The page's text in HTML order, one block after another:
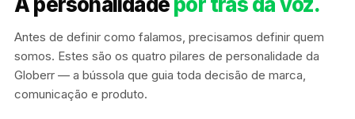
Antes de definir como falamos, precisamos definir quem
somos. Estes são os quatro pilares de personalidade da
Globerr — a bússola que guia toda decisão de marca,
comunicação e produto.